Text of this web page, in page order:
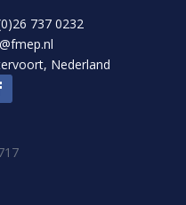
737 0232
Nederland